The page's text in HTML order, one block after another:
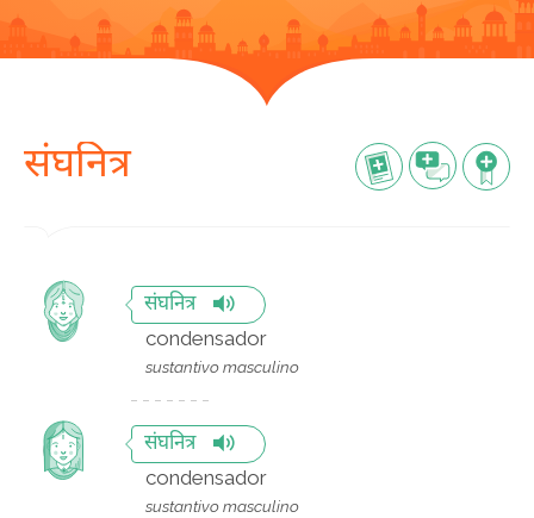
संघनित्र
संघनित्र
condensador
sustantivo masculino
संघनित्र
condensador
sustantivo masculino